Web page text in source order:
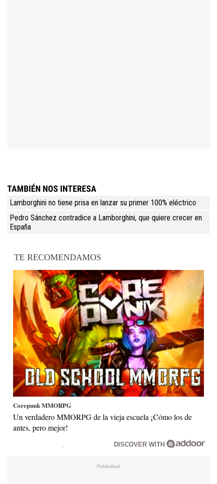
TAMBIÉN NOS INTERESA
Lamborghini no tiene prisa en lanzar su primer 100% eléctrico
Pedro Sánchez contradice a Lamborghini, que quiere crecer en
España
TE RECOMENDAMOS
Corepunk MMORPG
Un verdadero MMORPG de la vieja escuela ¡Cómo los de
antes, pero mejor!
DISCOVER WITH